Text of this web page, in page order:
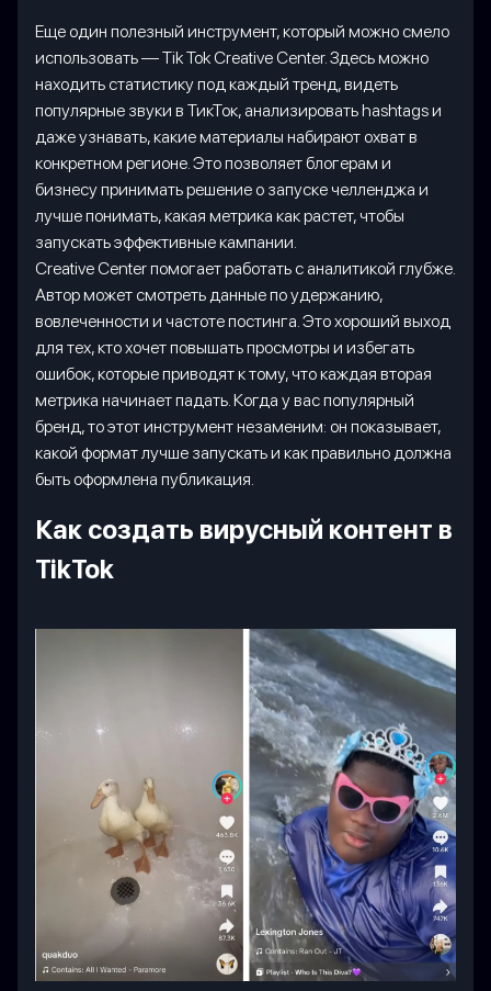
Еще один полезный инструмент, который можно смело
использовать — Tik Tok Creative Center. Здесь можно
находить статистику под каждый тренд, видеть
популярные звуки в ТикТок, анализировать hashtags и
даже узнавать, какие материалы набирают охват в
конкретном регионе. Это позволяет блогерам и
бизнесу принимать решение о запуске челленджа и
лучше понимать, какая метрика как растет, чтобы
запускать эффективные кампании.
Creative Center помогает работать с аналитикой глубже.
Автор может смотреть данные по удержанию,
вовлеченности и частоте постинга. Это хороший выход
для тех, кто хочет повышать просмотры и избегать
ошибок, которые приводят к тому, что каждая вторая
метрика начинает падать. Когда у вас популярный
бренд, то этот инструмент незаменим: он показывает,
какой формат лучше запускать и как правильно должна
быть оформлена публикация.
Как создать вирусный контент в
TikTok